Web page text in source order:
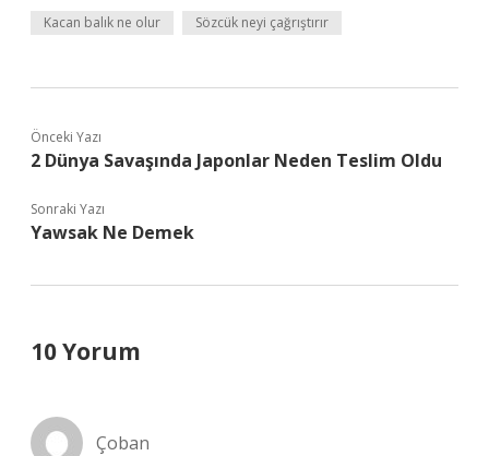
Kacan balık ne olur Sözcük neyi çağrıştırır
Önceki Yazı
2 Dünya Savaşında Japonlar Neden Teslim Oldu
Sonraki Yazı
Yawsak Ne Demek
10 Yorum
Çoban